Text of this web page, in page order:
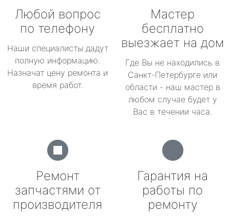
Любой вопрос
по телефону
Наши специалисты дадут
полную информацию.
Назначат цену ремонта и
время работ.
Мастер
бесплатно
выезжает на дом
Где Вы не находились в
Санкт-Петербурге или
области - наш мастер в
любом случае будет у
Вас в течении часа.
Ремонт
запчастями от
производителя
Гарантия на
работы по
ремонту